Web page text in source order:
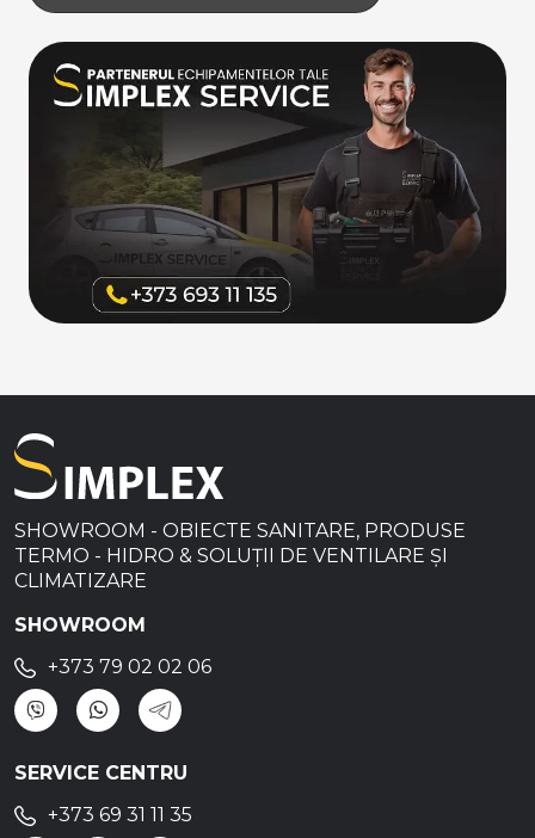
SHOWROOM - OBIECTE SANITARE, PRODUSE
TERMO - HIDRO & SOLUȚII DE VENTILARE ȘI
CLIMATIZARE
SHOWROOM
+373 79 02 02 06
SERVICE CENTRU
+373 69 31 11 35